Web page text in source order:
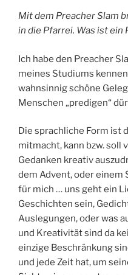
Mit dem Preacher Slam
in die Pfarrei. Was ist ein
Ich habe den Preacher
meines Studiums
wahnsinnig schöne
Menschen „predigen“
Die sprachliche Form ist
mitmacht, kann bzw. soll
Gedanken kreativ
dem Advent, oder einem
für mich … uns geht ein
Geschichten sein,
Auslegungen, oder was
und Kreativität sind da
einzige Beschränkung
und jede Zeit hat, um